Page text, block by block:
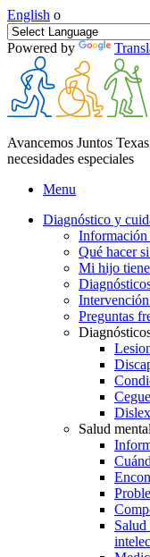
English o
Powered by
Avancemos Juntos
necesidades especiales
Menu
Diagnóstico y
Información
Qué hacer
Mi hijo
Preguntas
Salud
Salud